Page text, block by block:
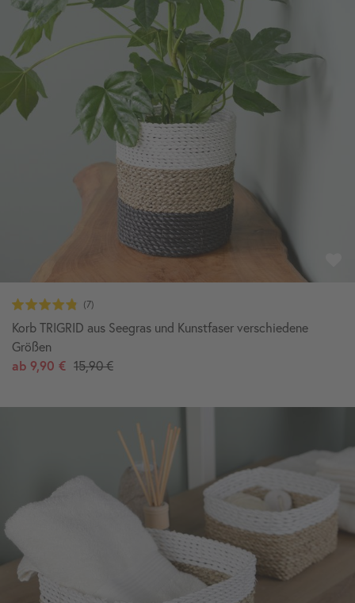
Korb TRIGRID aus Seegras und Kunstfaser verschiedene
Größen
ab 9,90 € 15,90 €